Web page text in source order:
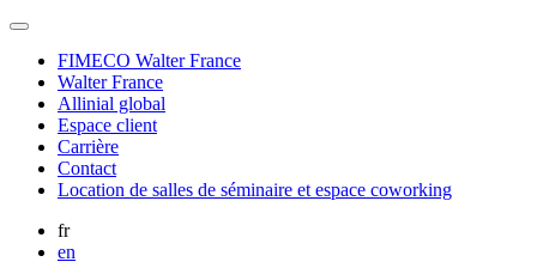
FIMECO Walter France
Walter France
Allinial global
Espace client
Carrière
Contact
Location de salles de séminaire et espace coworking
fr
en